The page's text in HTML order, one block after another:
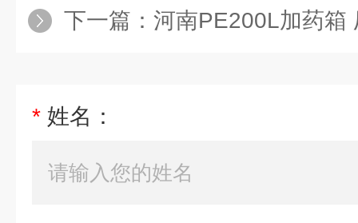
下一篇： 河南PE200L加药箱
* 姓名：